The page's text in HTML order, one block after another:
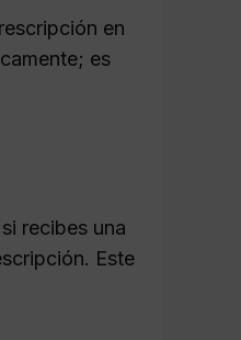
en
es
recibes una
Este